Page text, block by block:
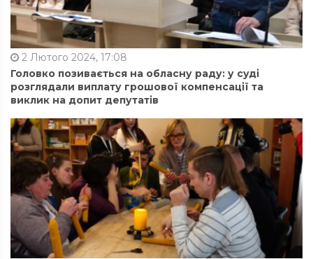
2 Лютого 2024, 17:08
Головко позивається на обласну раду: у суді
розглядали виплату грошової компенсації та
виклик на допит депутатів